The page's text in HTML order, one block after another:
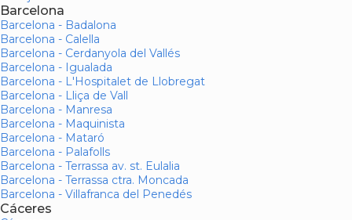
Barcelona
Barcelona - Badalona
Barcelona - Calella
Barcelona - Cerdanyola del Vallés
Barcelona - Igualada
Barcelona - L'Hospitalet de Llobregat
Barcelona - Lliça de Vall
Barcelona - Manresa
Barcelona - Maquinista
Barcelona - Mataró
Barcelona - Palafolls
Barcelona - Terrassa av. st. Eulalia
Barcelona - Terrassa ctra. Moncada
Barcelona - Villafranca del Penedés
Cáceres